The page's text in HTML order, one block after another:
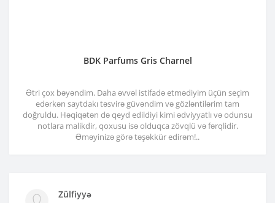
BDK Parfums Gris Charnel
Ətri çox bəyəndim. Daha əvvəl istifadə etmədiyim üçün seçim
edərkən saytdakı təsvirə güvəndim və gözləntilərim tam
doğruldu. Həqiqətən də qeyd edildiyi kimi ədviyyatlı və odunsu
notlara malikdir, qoxusu isə olduqca zövqlü və fərqlidir.
Əməyinizə görə təşəkkür edirəm!..
Zülfiyyə